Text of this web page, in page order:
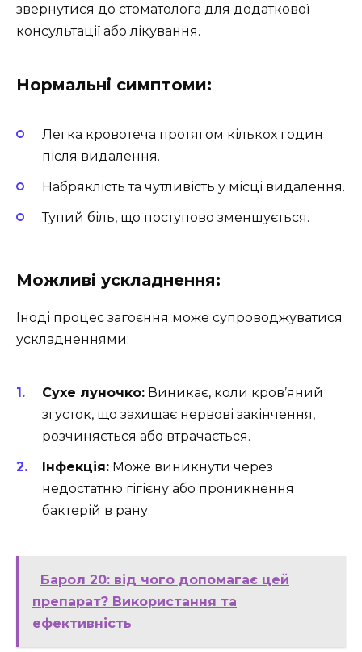
звернутися до стоматолога для додаткової
консультації або лікування.
Нормальні симптоми:
Легка кровотеча протягом кількох годин
після видалення.
Набряклість та чутливість у місці видалення.
Тупий біль, що поступово зменшується.
Можливі ускладнення:
Іноді процес загоєння може супроводжуватися
ускладненнями:
Сухе луночко: Виникає, коли кров’яний
згусток, що захищає нервові закінчення,
розчиняється або втрачається.
Інфекція: Може виникнути через
недостатню гігієну або проникнення
бактерій в рану.
Барол 20: від чого допомагає цей
препарат? Використання та
ефективність